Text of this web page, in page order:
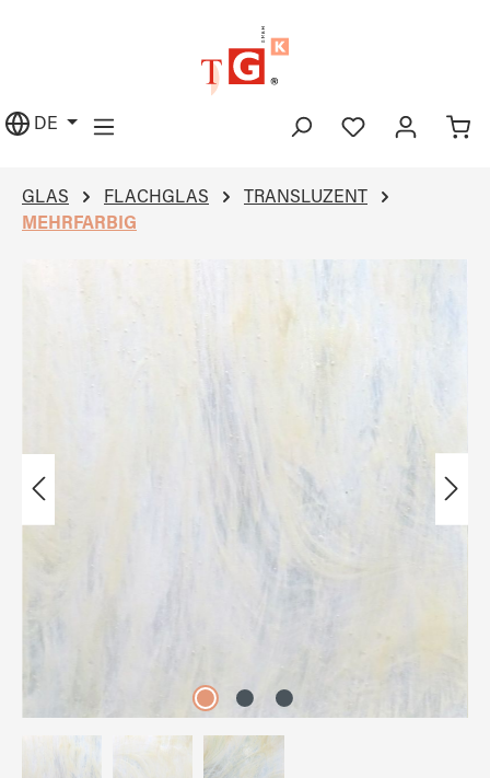
DE
GLAS FLACHGLAS
TRANSLUZENT
MEHRFARBIG